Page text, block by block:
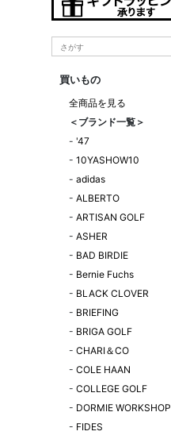
買いもの
全商品を見る
＜ブランド一覧＞
- '47
- 10YASHOW10
- adidas
- ALBERTO
- ARTISAN GOLF
- ASHER
- BAD BIRDIE
- Bernie Fuchs
- BLACK CLOVER
- BRIEFING
- BRIGA GOLF
- CHARI＆CO
- COLE HAAN
- COLLEGE GOLF
- DORMIE WORKSHOP
- FIDES